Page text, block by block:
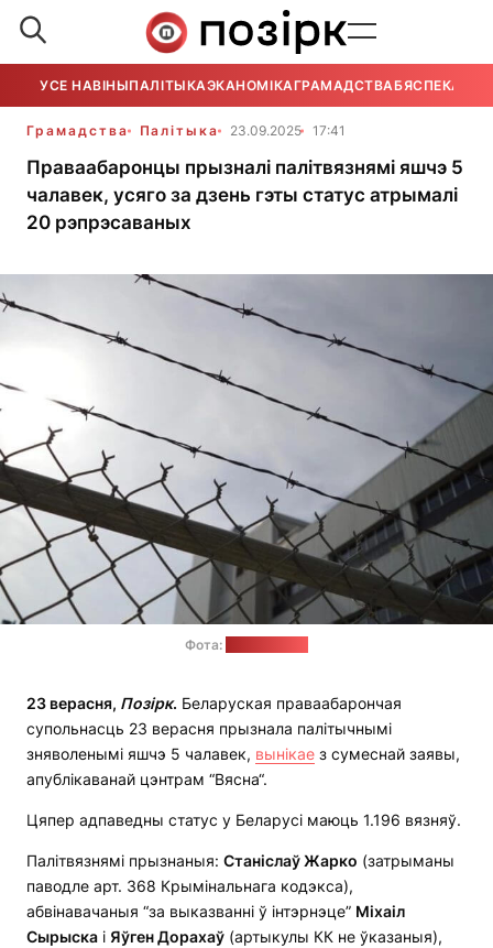
УСЕ НАВІНЫПАЛІТЫКАЭКАНОМІКАГРАМАДСТВАБЯСПЕКА
Грамадства Палітыка 23.09.2025 17:41
Праваабаронцы прызналі палітвязнямі яшчэ 5
чалавек, усяго за дзень гэты статус атрымалі
20 рэпрэсаваных
Фота:
23 верасня, Позірк. Беларуская праваабарончая
супольнасць 23 верасня прызнала палітычнымі
зняволенымі яшчэ 5 чалавек, вынікае з сумеснай заявы,
апублікаванай цэнтрам “Вясна“.
Цяпер адпаведны статус у Беларусі маюць 1.196 вязняў.
Палітвязнямі прызнаныя: Станіслаў Жарко (затрыманы
паводле арт. 368 Крымінальнага кодэкса),
абвінавачаныя “за выказванні ў інтэрнэце” Міхаіл
Сырыска і Яўген Дорахаў (артыкулы КК не ўказаныя),